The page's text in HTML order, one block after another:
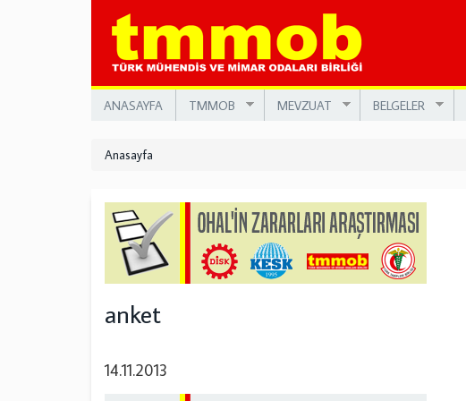
ANASAYFA TMMOB MEVZUAT BELGELER
Anasayfa
anket
14.11.2013